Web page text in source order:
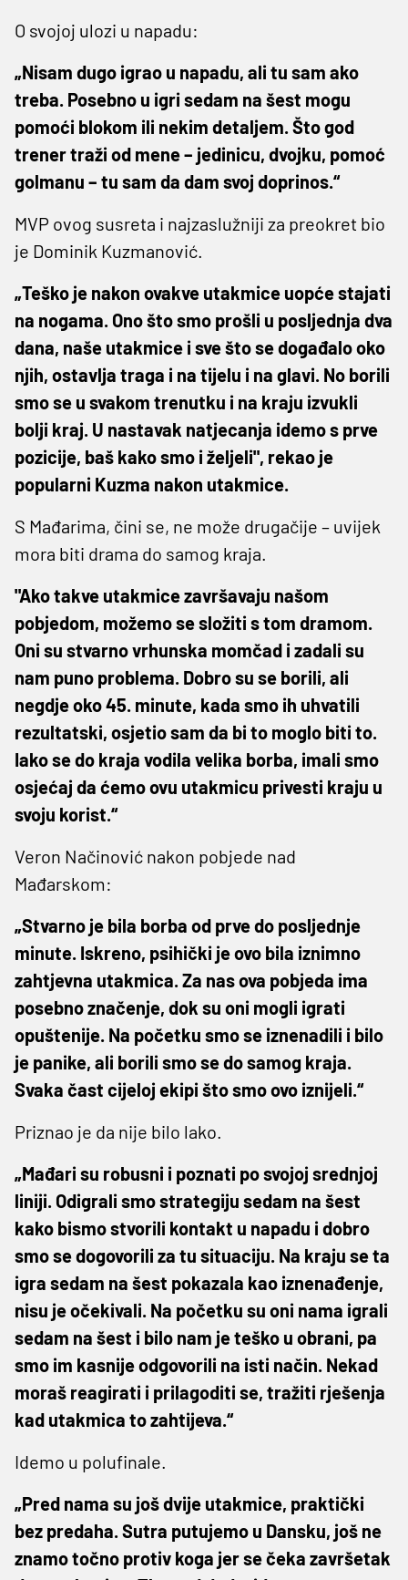
O svojoj ulozi u napadu:
„Nisam dugo igrao u napadu, ali tu sam ako
treba. Posebno u igri sedam na šest mogu
pomoći blokom ili nekim detaljem. Što god
trener traži od mene – jedinicu, dvojku, pomoć
golmanu – tu sam da dam svoj doprinos.“
MVP ovog susreta i najzaslužniji za preokret bio
je Dominik Kuzmanović.
„Teško je nakon ovakve utakmice uopće stajati
na nogama. Ono što smo prošli u posljednja dva
dana, naše utakmice i sve što se događalo oko
njih, ostavlja traga i na tijelu i na glavi. No borili
smo se u svakom trenutku i na kraju izvukli
bolji kraj. U nastavak natjecanja idemo s prve
pozicije, baš kako smo i željeli", rekao je
popularni Kuzma nakon utakmice.
S Mađarima, čini se, ne može drugačije – uvijek
mora biti drama do samog kraja.
"Ako takve utakmice završavaju našom
pobjedom, možemo se složiti s tom dramom.
Oni su stvarno vrhunska momčad i zadali su
nam puno problema. Dobro su se borili, ali
negdje oko 45. minute, kada smo ih uhvatili
rezultatski, osjetio sam da bi to moglo biti to.
Iako se do kraja vodila velika borba, imali smo
osjećaj da ćemo ovu utakmicu privesti kraju u
svoju korist.“
Veron Načinović nakon pobjede nad
Mađarskom:
„Stvarno je bila borba od prve do posljednje
minute. Iskreno, psihički je ovo bila iznimno
zahtjevna utakmica. Za nas ova pobjeda ima
posebno značenje, dok su oni mogli igrati
opuštenije. Na početku smo se iznenadili i bilo
je panike, ali borili smo se do samog kraja.
Svaka čast cijeloj ekipi što smo ovo iznijeli.“
Priznao je da nije bilo lako.
„Mađari su robusni i poznati po svojoj srednjoj
liniji. Odigrali smo strategiju sedam na šest
kako bismo stvorili kontakt u napadu i dobro
smo se dogovorili za tu situaciju. Na kraju se ta
igra sedam na šest pokazala kao iznenađenje,
nisu je očekivali. Na početku su oni nama igrali
sedam na šest i bilo nam je teško u obrani, pa
smo im kasnije odgovorili na isti način. Nekad
moraš reagirati i prilagoditi se, tražiti rješenja
kad utakmica to zahtijeva.“
Idemo u polufinale.
„Pred nama su još dvije utakmice, praktički
bez predaha. Sutra putujemo u Dansku, još ne
znamo točno protiv koga jer se čeka završetak